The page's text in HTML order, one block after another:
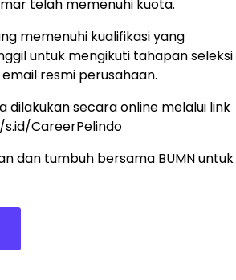
telah memenuhi kuota.
memenuhi kualifikasi yang
untuk mengikuti tahapan seleksi
resmi perusahaan.
dilakukan secara online melalui link
CareerPelindo
dan tumbuh bersama BUMN untuk